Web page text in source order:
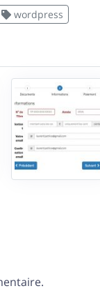
wordpress